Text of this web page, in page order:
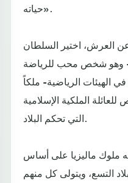
حياته».
العرش، اختير السلطان
وهو شخص محب للرياضة
الهيئات الرياضية- ملكاً
الملكية الإسلامية
التي تحكم البلاد.
ملوك ماليزيا على أساس
التسع، ويتولى كل منهم